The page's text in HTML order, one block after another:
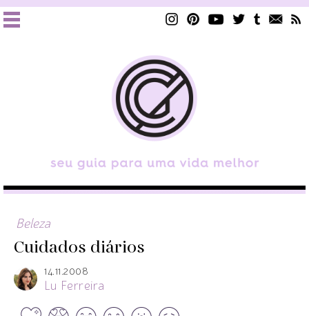
Beleza
Cuidados diários
14.11.2008
Lu Ferreira